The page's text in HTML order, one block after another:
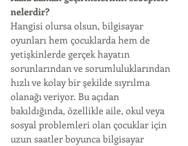
nelerdir?
Hangisi olursa olsun, bilgisayar
oyunları hem çocuklarda hem de
yetişkinlerde gerçek hayatın
sorunlarından ve sorumluluklarından
hızlı ve kolay bir şekilde sıyrılma
olanağı veriyor. Bu açıdan
bakıldığında, özellikle aile, okul veya
sosyal problemleri olan çocuklar için
uzun saatler boyunca bilgisayar